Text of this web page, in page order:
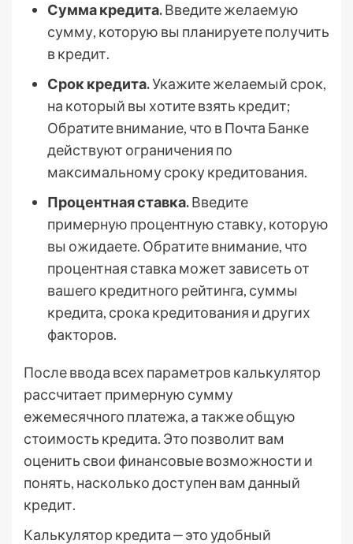
Сумма кредита.Введите желаемую
сумму, которую вы планируете получить
в кредит.
Срок кредита.Укажите желаемый срок,
на который вы хотите взять кредит;
Обратите внимание, что в Почта Банке
действуют ограничения по
максимальному сроку кредитования.
Процентная ставка.Введите
примерную процентную ставку, которую
вы ожидаете. Обратите внимание, что
процентная ставка может зависеть от
вашего кредитного рейтинга, суммы
кредита, срока кредитования и других
факторов.
После ввода всех параметров калькулятор
рассчитает примерную сумму
ежемесячного платежа, а также общую
стоимость кредита. Это позволит вам
оценить свои финансовые возможности и
понять, насколько доступен вам данный
кредит.
Калькулятор кредита ‒ это удобный